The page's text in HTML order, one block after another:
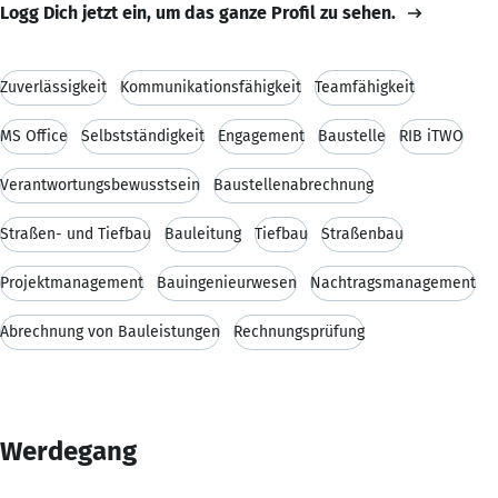
Logg Dich jetzt ein, um das ganze Profil zu sehen.
Zuverlässigkeit Kommunikationsfähigkeit Teamfähigkeit
MS Office Selbstständigkeit Engagement Baustelle RIB iTWO
Verantwortungsbewusstsein Baustellenabrechnung
Straßen- und Tiefbau Bauleitung Tiefbau Straßenbau
Projektmanagement Bauingenieurwesen Nachtragsmanagement
Abrechnung von Bauleistungen Rechnungsprüfung
Werdegang